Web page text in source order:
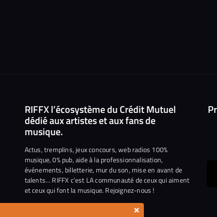
RIFFX l’écosystème du Crédit Mutuel
dédié aux artistes et aux fans de
musique.
Actus, tremplins, jeux concours, web radios 100%
musique, 0% pub, aide à la professionnalisation,
événements, billetterie, mur du son, mise en avant de
talents… RIFFX c’est LA communauté de ceux qui aiment
et ceux qui font la musique. Rejoignez-nous !
×